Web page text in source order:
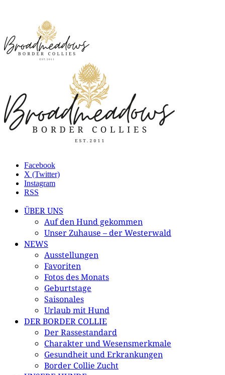
Facebook
X (Twitter)
Instagram
RSS
ÜBER UNS
Auf den Hund gekommen
Unser Zuhause – der Westerwald
NEWS
Ausstellungen
Favoriten
Fotos des Monats
Geburtstage
Saisonales
Urlaub mit Hund
DER BORDER COLLIE
Der Rassestandard
Charakter und Wesensmerkmale
Gesundheit und Erkrankungen
Border Collie Zucht